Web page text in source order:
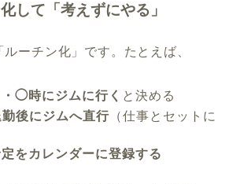
して「考えずにやる」
ーチン化」です。たとえば、
◯時にジムに行く と決める
後にジムへ直行 （仕事とセットに
をカレンダーに登録する